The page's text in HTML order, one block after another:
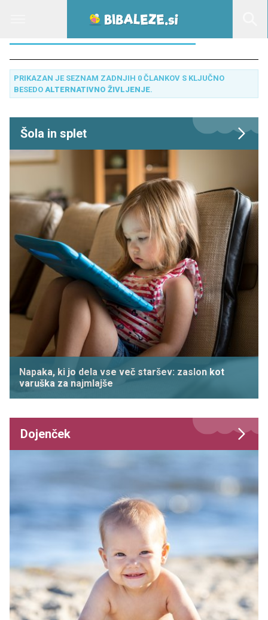
ALTERNATIVNO ŽIVLJENJE
PRIKAZAN JE SEZNAM ZADNJIH 0 ČLANKOV S KLJUČNO
BESEDO ALTERNATIVNO ŽIVLJENJE.
Šola in splet
Napaka, ki jo dela vse več staršev: zaslon kot
varuška za najmlajše
Dojenček